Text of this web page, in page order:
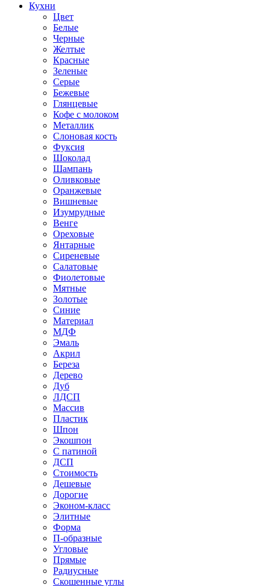
Кухни
Цвет
Белые
Черные
Желтые
Красные
Зеленые
Серые
Бежевые
Глянцевые
Кофе с молоком
Металлик
Слоновая кость
Фуксия
Шоколад
Шампань
Оливковые
Оранжевые
Вишневые
Изумрудные
Венге
Ореховые
Янтарные
Сиреневые
Салатовые
Фиолетовые
Мятные
Золотые
Синие
Материал
МДФ
Эмаль
Акрил
Береза
Дерево
Дуб
ЛДСП
Массив
Пластик
Шпон
Экошпон
С патиной
ДСП
Стоимость
Дешевые
Дорогие
Эконом-класс
Элитные
Форма
П-образные
Угловые
Прямые
Радиусные
Скошенные углы